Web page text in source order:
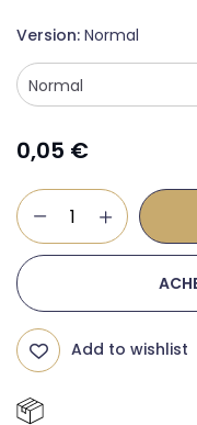
Version Normal
0,05 €
Add to wishlist